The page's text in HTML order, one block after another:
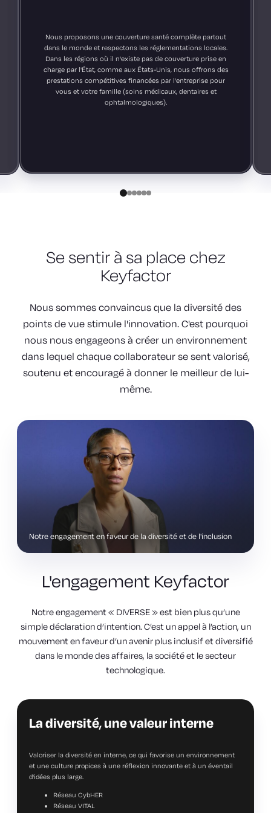
Nous proposons une couverture santé complète partout
dans le monde et respectons les réglementations locales.
Dans les régions où il n'existe pas de couverture prise en
charge par l'État, comme aux États-Unis, nous offrons des
prestations compétitives financées par l'entreprise pour
vous et votre famille (soins médicaux, dentaires et
ophtalmologiques).
Se sentir à sa place chez
Keyfactor
Nous sommes convaincus que la diversité des
points de vue stimule l'innovation. C'est pourquoi
nous nous engageons à créer un environnement
dans lequel chaque collaborateur se sent valorisé,
soutenu et encouragé à donner le meilleur de lui-
même.
Notre engagement en faveur de la diversité et de l'inclusion
L'engagement Keyfactor
Notre engagement « DIVERSE » est bien plus qu’une
simple déclaration d’intention. C’est un appel à l’action, un
mouvement en faveur d’un avenir plus inclusif et diversifié
dans le monde des affaires, la société et le secteur
technologique.
La diversité,une valeurinterne
Valoriser la diversité en interne, ce qui favorise un environnement
et une culture propices à une réflexion innovante et à un éventail
d'idées plus large.
Réseau CybHER
Réseau VITAL